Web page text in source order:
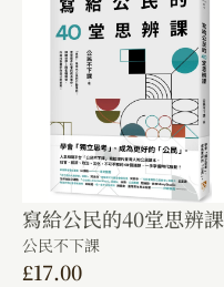
寫給公民的40堂思辨課
公民不下課
£17.00